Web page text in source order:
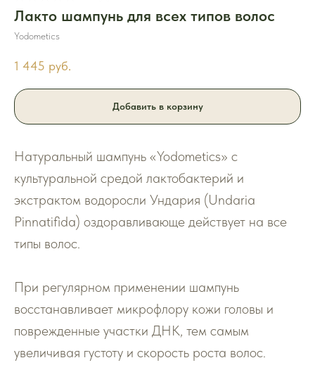
Лакто шампунь для всех типов волос
Yodometics
1 445 руб.
Добавить в корзину
Натуральный шампунь «Yodometics» с
культуральной средой лактобактерий и
экстрактом водоросли Ундария (Undaria
Pinnatifida) оздоравливающе действует на все
типы волос.
При регулярном применении шампунь
восстанавливает микрофлору кожи головы и
поврежденные участки ДНК, тем самым
увеличивая густоту и скорость роста волос.